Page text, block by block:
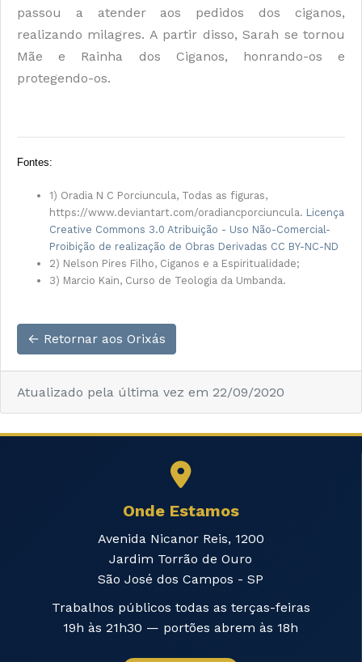
passou a atender aos pedidos dos ciganos,
realizando milagres. A partir disso, Sarah se tornou
Mãe e Rainha dos Ciganos, honrando-os e
protegendo-os.
Fontes:
1) Oradia N C Porciuncula, Todas as figuras,
https://www.deviantart.com/oradiancporciuncula. Licença
Creative Commons 3.0 Atribuição - Uso Não-Comercial-
Proibição de realização de Obras Derivadas CC BY-NC-ND
2) Nelson Pires Filho, Ciganos e a Espiritualidade;
3) Marcio Kain, Curso de Teologia da Umbanda.
← Retornar aos Orixás
Atualizado pela última vez em 22/09/2020
Onde Estamos
Avenida Nicanor Reis, 1200
Jardim Torrão de Ouro
São José dos Campos - SP
Trabalhos públicos todas as terças-feiras
19h às 21h30 — portões abrem às 18h